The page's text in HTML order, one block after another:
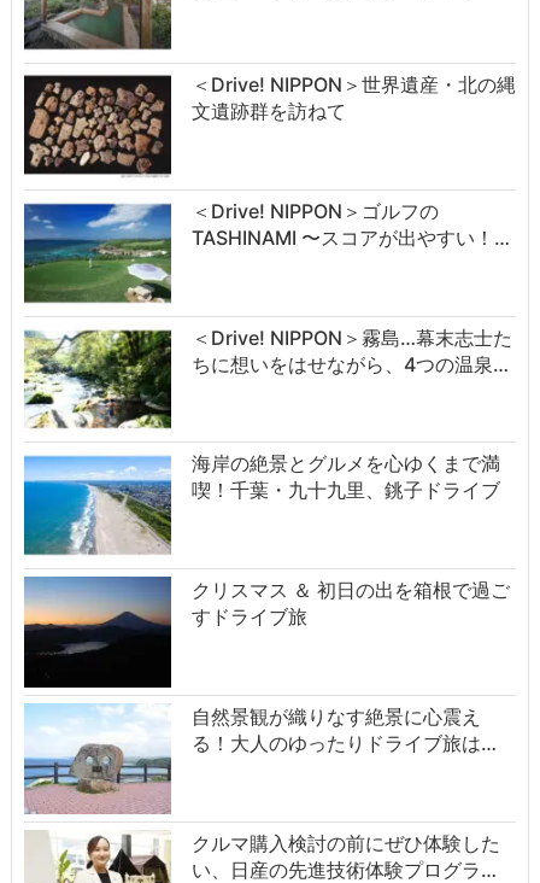
＜Drive! NIPPON＞世界遺産・北の縄
文遺跡群を訪ねて
＜Drive! NIPPON＞ゴルフの
TASHINAMI 〜スコアが出やすい！…
＜Drive! NIPPON＞霧島…幕末志士た
ちに想いをはせながら、4つの温泉…
海岸の絶景とグルメを心ゆくまで満
喫！千葉・九十九里、銚子ドライブ
クリスマス ＆ 初日の出を箱根で過ご
すドライブ旅
自然景観が織りなす絶景に心震え
る！大人のゆったりドライブ旅は…
クルマ購入検討の前にぜひ体験した
い、日産の先進技術体験プログラ…